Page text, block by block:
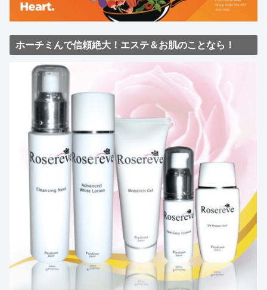
ホーチミんで信頼絶大！エステ＆お肌のことなら！